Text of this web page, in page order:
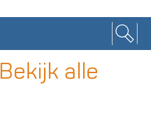
Bekijk alle